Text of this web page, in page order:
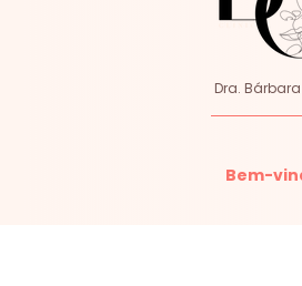
Dra. Bárbara
Bem-